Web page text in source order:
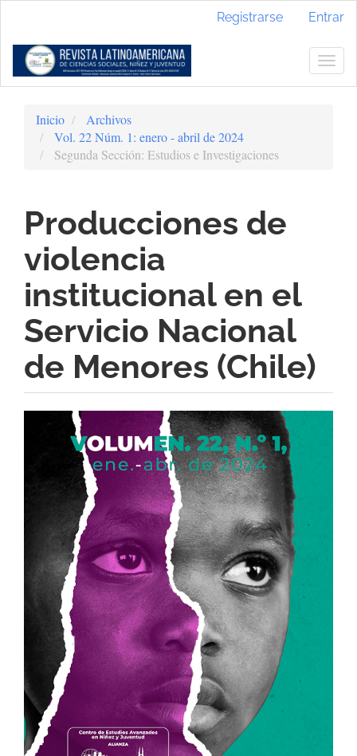
Contenido
principal
Barra
Registrarse Entrar
Inicio
Archivos
Vol. 22 Núm. 1: enero - abril de 2024
Segunda Sección: Estudios e Investigaciones
Producciones de
violencia
institucional en el
Servicio Nacional
de Menores (Chile)
Barra
lateral
del
artículo